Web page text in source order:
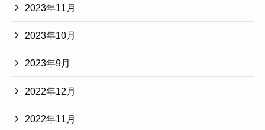
2023年11月
2023年10月
2023年9月
2022年12月
2022年11月